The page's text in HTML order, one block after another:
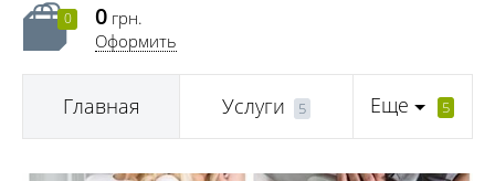
0 0 грн.
Оформить
Главная Услуги 5 Еще 5